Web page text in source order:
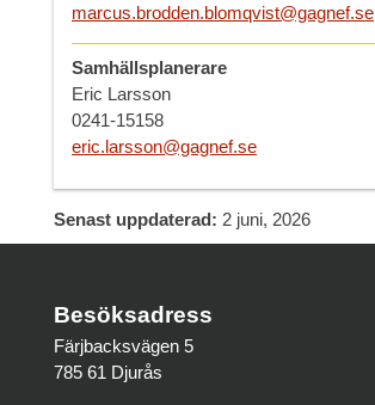
marcus.brodden.blomqvist@gagnef.se
Samhällsplanerare
Eric Larsson
0241-15158
eric.larsson@gagnef.se
Senast uppdaterad: 2 juni, 2026
Besöksadress
Färjbacksvägen 5
785 61 Djurås